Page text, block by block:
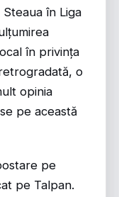
în Liga
în privința
o
opinia
pe această
pe
pe Talpan.